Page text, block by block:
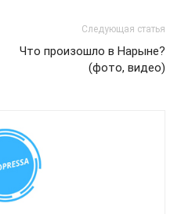
Следующая статья
Что произошло в Нарыне?
(фото, видео)